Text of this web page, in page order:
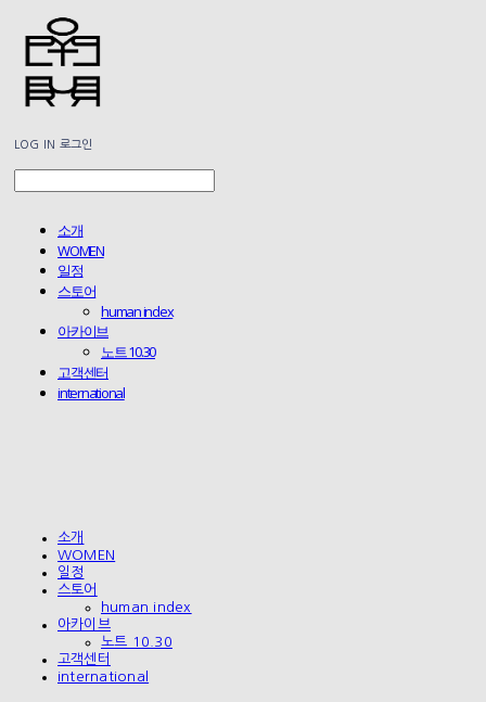
LOG IN 로그인
소개
WOMEN
일정
스토어
human index
아카이브
노트 10.30
고객센터
international
소개
WOMEN
일정
스토어
human index
아카이브
노트 10.30
고객센터
international